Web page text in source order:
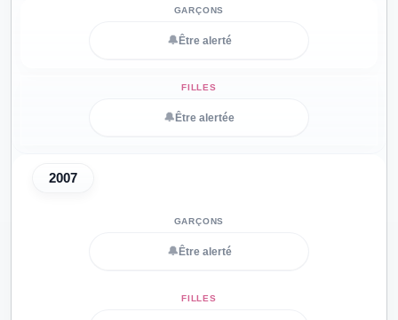
🔔 Être alerté
🔔 Être alertée
2007
🔔 Être alerté